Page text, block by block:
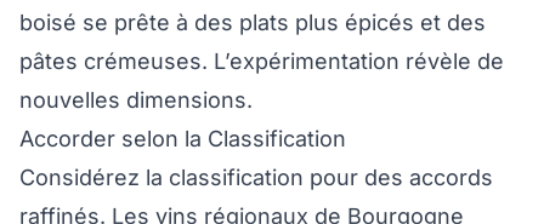
boisé se prête à des plats plus épicés et des
pâtes crémeuses. L’expérimentation révèle de
nouvelles dimensions.
Accorder selon la Classification
Considérez la classification pour des accords
raffinés. Les vins régionaux de Bourgogne